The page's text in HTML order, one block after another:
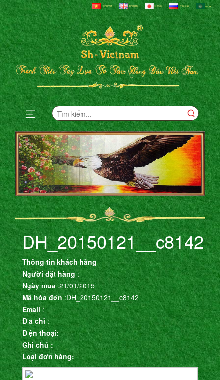
Tiếng Việt English 日本語 Русский العربية
DH_20150121__c8142
Thông tin khách hàng
Người đặt hàng:
Ngày mua:21/01/2015
Mã hóa đơn:DH_20150121__c8142
Email:
Địa chỉ:
Điện thoại:
Ghi chú :
Loại đơn hàng: